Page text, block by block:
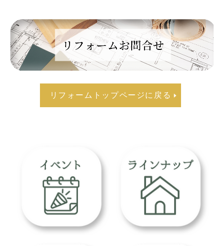
リフォームトップページに戻る